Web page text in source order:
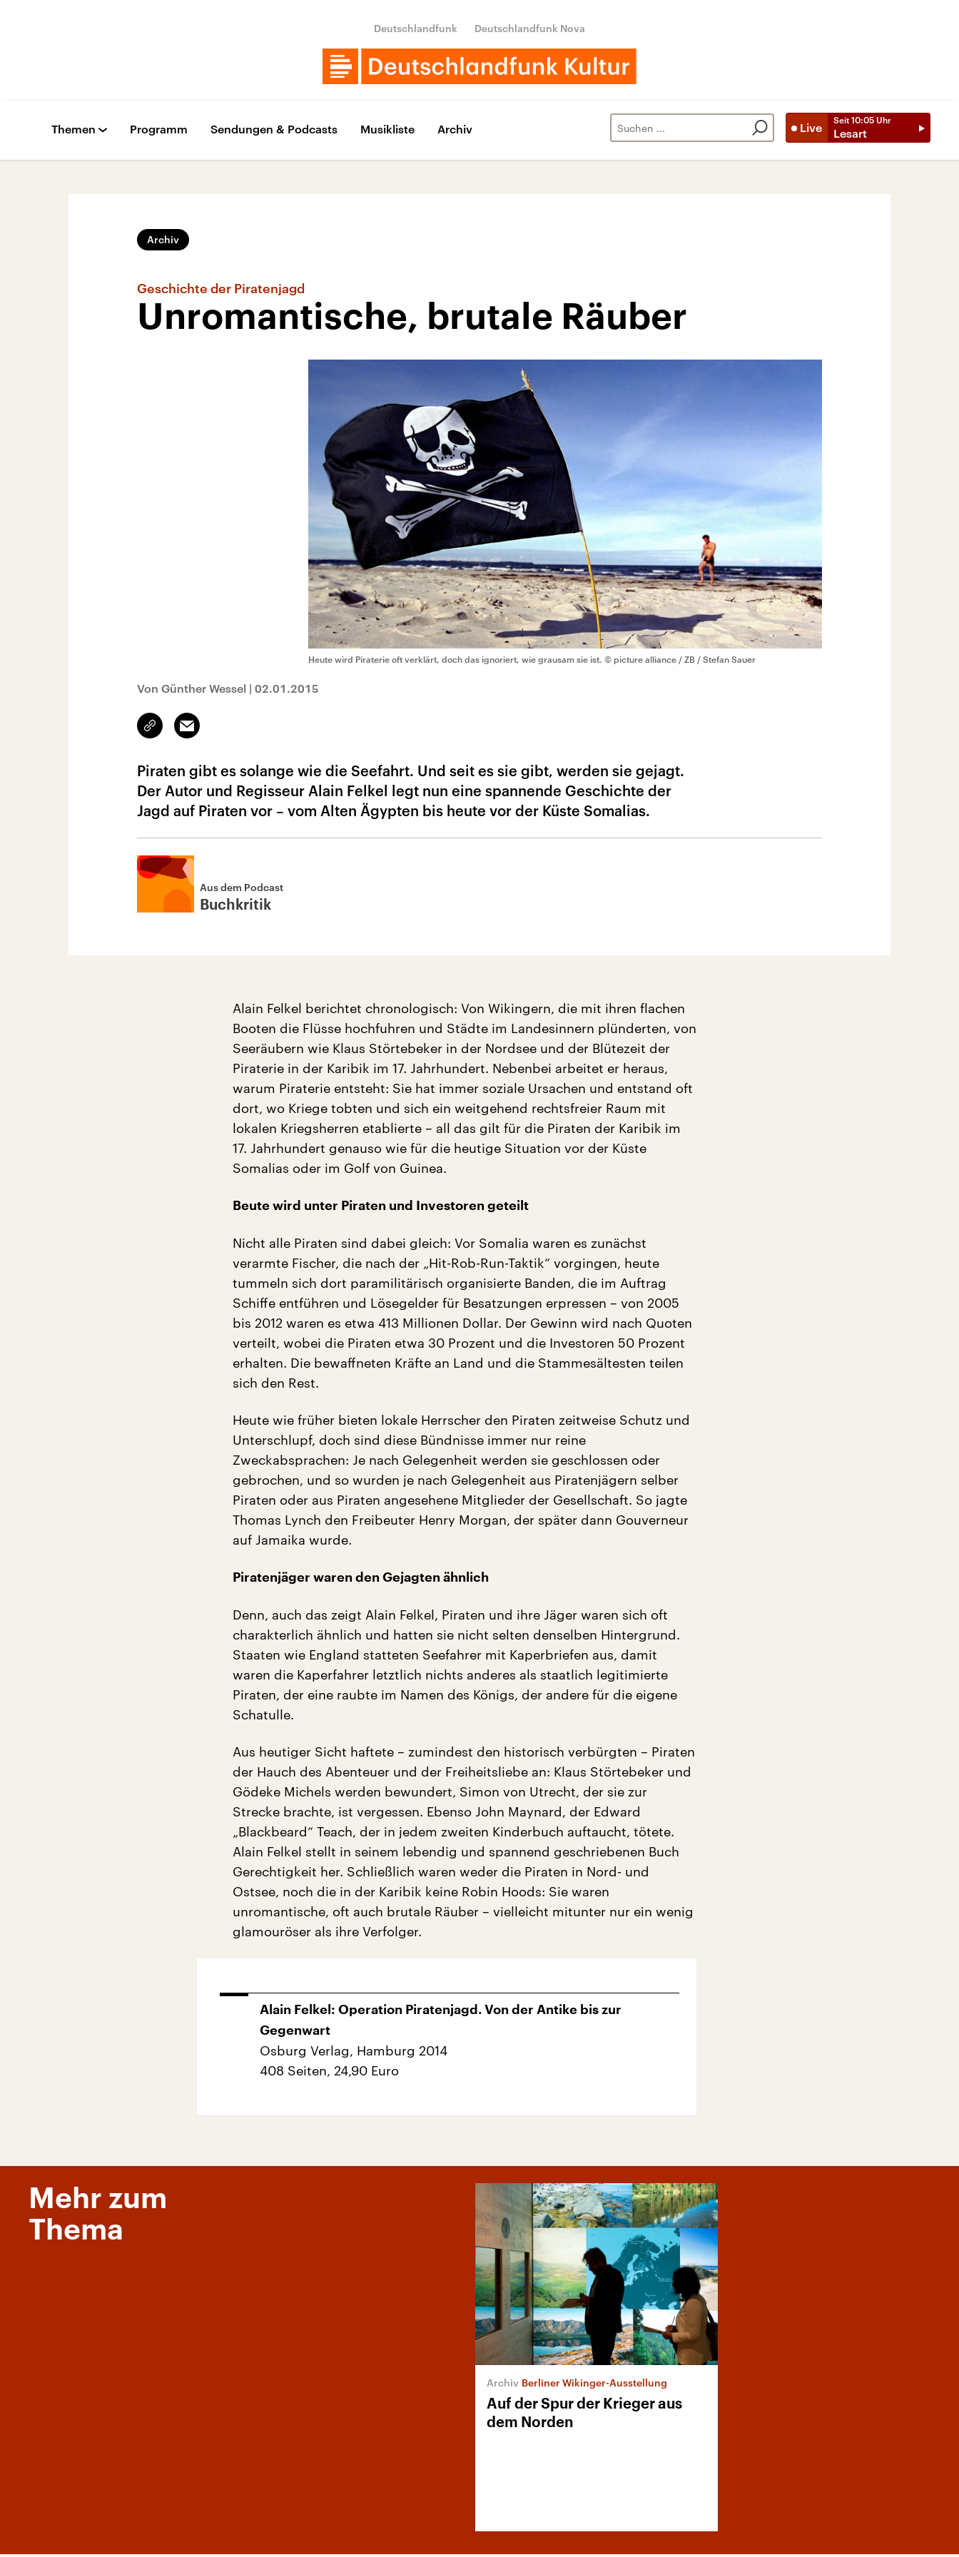
Deutschlandfunk Deutschlandfunk Nova
Live
Seit 10:05 Uhr
Lesart
Themen Programm Sendungen & Podcasts Musikliste Archiv
Archiv
Geschichte der Piratenjagd
Unromantische, brutale Räuber
Heute wird Piraterie oft verklärt, doch das ignoriert, wie grausam sie ist. © picture alliance / ZB / Stefan Sauer
Von Günther Wessel | 02.01.2015
Link
kopieren/teilen
Email
Piraten gibt es solange wie die Seefahrt. Und seit es sie gibt, werden sie gejagt.
Der Autor und Regisseur Alain Felkel legt nun eine spannende Geschichte der
Jagd auf Piraten vor – vom Alten Ägypten bis heute vor der Küste Somalias.
Aus dem Podcast
Buchkritik
Alain Felkel berichtet chronologisch: Von Wikingern, die mit ihren flachen
Booten die Flüsse hochfuhren und Städte im Landesinnern plünderten, von
Seeräubern wie Klaus Störtebeker in der Nordsee und der Blütezeit der
Piraterie in der Karibik im 17. Jahrhundert. Nebenbei arbeitet er heraus,
warum Piraterie entsteht: Sie hat immer soziale Ursachen und entstand oft
dort, wo Kriege tobten und sich ein weitgehend rechtsfreier Raum mit
lokalen Kriegsherren etablierte – all das gilt für die Piraten der Karibik im
17. Jahrhundert genauso wie für die heutige Situation vor der Küste
Somalias oder im Golf von Guinea.
Beute wird unter Piraten und Investoren geteilt
Nicht alle Piraten sind dabei gleich: Vor Somalia waren es zunächst
verarmte Fischer, die nach der „Hit-Rob-Run-Taktik“ vorgingen, heute
tummeln sich dort paramilitärisch organisierte Banden, die im Auftrag
Schiffe entführen und Lösegelder für Besatzungen erpressen – von 2005
bis 2012 waren es etwa 413 Millionen Dollar. Der Gewinn wird nach Quoten
verteilt, wobei die Piraten etwa 30 Prozent und die Investoren 50 Prozent
erhalten. Die bewaffneten Kräfte an Land und die Stammesältesten teilen
sich den Rest.
Heute wie früher bieten lokale Herrscher den Piraten zeitweise Schutz und
Unterschlupf, doch sind diese Bündnisse immer nur reine
Zweckabsprachen: Je nach Gelegenheit werden sie geschlossen oder
gebrochen, und so wurden je nach Gelegenheit aus Piratenjägern selber
Piraten oder aus Piraten angesehene Mitglieder der Gesellschaft. So jagte
Thomas Lynch den Freibeuter Henry Morgan, der später dann Gouverneur
auf Jamaika wurde.
Piratenjäger waren den Gejagten ähnlich
Denn, auch das zeigt Alain Felkel, Piraten und ihre Jäger waren sich oft
charakterlich ähnlich und hatten sie nicht selten denselben Hintergrund.
Staaten wie England statteten Seefahrer mit Kaperbriefen aus, damit
waren die Kaperfahrer letztlich nichts anderes als staatlich legitimierte
Piraten, der eine raubte im Namen des Königs, der andere für die eigene
Schatulle.
Aus heutiger Sicht haftete – zumindest den historisch verbürgten – Piraten
der Hauch des Abenteuer und der Freiheitsliebe an: Klaus Störtebeker und
Gödeke Michels werden bewundert, Simon von Utrecht, der sie zur
Strecke brachte, ist vergessen. Ebenso John Maynard, der Edward
„Blackbeard“ Teach, der in jedem zweiten Kinderbuch auftaucht, tötete.
Alain Felkel stellt in seinem lebendig und spannend geschriebenen Buch
Gerechtigkeit her. Schließlich waren weder die Piraten in Nord- und
Ostsee, noch die in der Karibik keine Robin Hoods: Sie waren
unromantische, oft auch brutale Räuber – vielleicht mitunter nur ein wenig
glamouröser als ihre Verfolger.
Alain Felkel: Operation Piratenjagd. Von der Antike bis zur
Gegenwart
Osburg Verlag, Hamburg 2014
408 Seiten, 24,90 Euro
Mehr zum
Thema
Berliner Wikinger-Ausstellung
Auf der Spur der Krieger aus
dem Norden